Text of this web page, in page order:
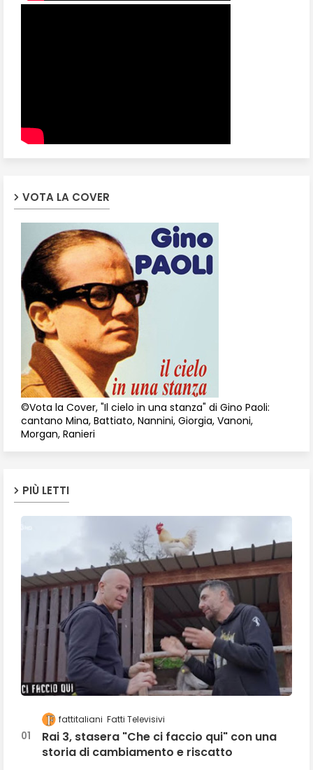
VOTA LA COVER
©Vota la Cover, "Il cielo in una stanza" di Gino Paoli:
cantano Mina, Battiato, Nannini, Giorgia, Vanoni,
Morgan, Ranieri
PIÙ LETTI
fattitaliani Fatti Televisivi
Rai 3, stasera "Che ci faccio qui" con una
storia di cambiamento e riscatto